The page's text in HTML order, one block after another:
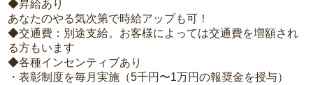
◆昇給あり
あなたのやる気次第で時給アップも可！
◆交通費：別途支給。お客様によっては交通費を増額され
る方もいます
◆各種インセンティブあり
・表彰制度を毎月実施（5千円〜1万円の報奨金を授与）